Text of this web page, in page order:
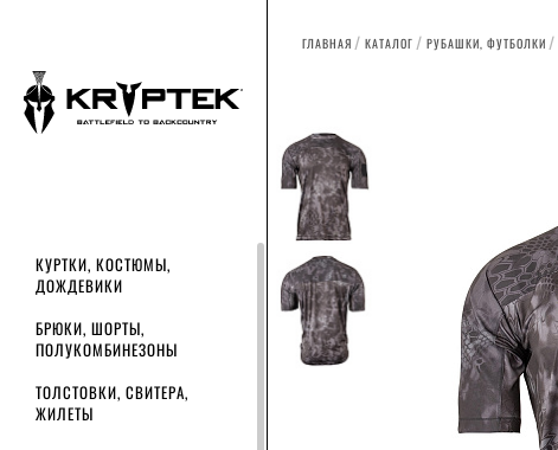
КУРТКИ, КОСТЮМЫ,
ДОЖДЕВИКИ
БРЮКИ, ШОРТЫ,
ПОЛУКОМБИНЕЗОНЫ
ТОЛСТОВКИ, СВИТЕРА,
ЖИЛЕТЫ
ГЛАВНАЯ КАТАЛОГ РУБАШКИ, ФУТБОЛКИ